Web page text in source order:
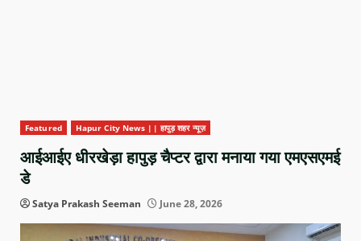
Featured Hapur City News || हापुड़ शहर न्यूज़
आईआईए धीरखेड़ा हापुड़ चैप्टर द्वारा मनाया गया एमएसएमई
डे
Satya Prakash Seeman June 28, 2026